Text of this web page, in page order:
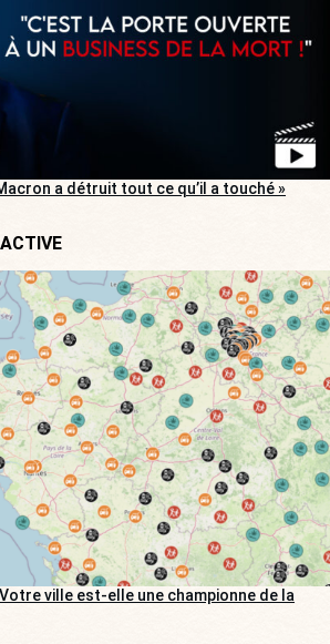
Macron a détruit tout ce qu’il a touché »
Votre ville est-elle une championne de la